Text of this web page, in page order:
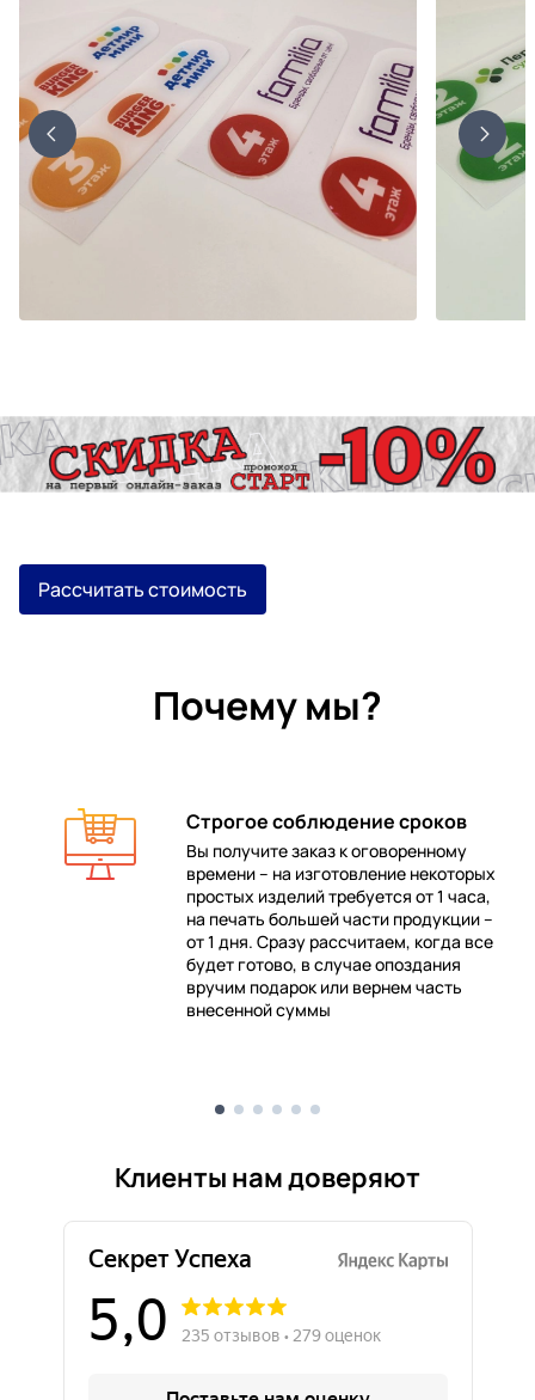
Рассчитать стоимость
Почему мы?
Строгое соблюдение сроков
Вы получите заказ к оговоренному
времени – на изготовление некоторых
простых изделий требуется от 1 часа,
на печать большей части продукции –
от 1 дня. Сразу рассчитаем, когда все
будет готово, в случае опоздания
вручим подарок или вернем часть
внесенной суммы
Клиенты нам доверяют